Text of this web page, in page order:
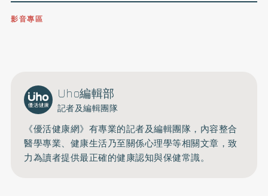
影音專區
Uho編輯部
記者及編輯團隊
《優活健康網》有專業的記者及編輯團隊，內容整合
醫學專業、健康生活乃至關係心理學等相關文章，致
力為讀者提供最正確的健康認知與保健常識。